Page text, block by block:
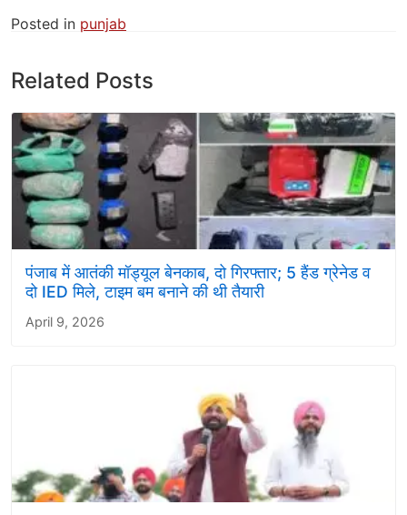
Posted in punjab
Related Posts
पंजाब में आतंकी मॉड्यूल बेनकाब, दो गिरफ्तार; 5 हैंड ग्रेनेड व
दो IED मिले, टाइम बम बनाने की थी तैयारी
April 9, 2026